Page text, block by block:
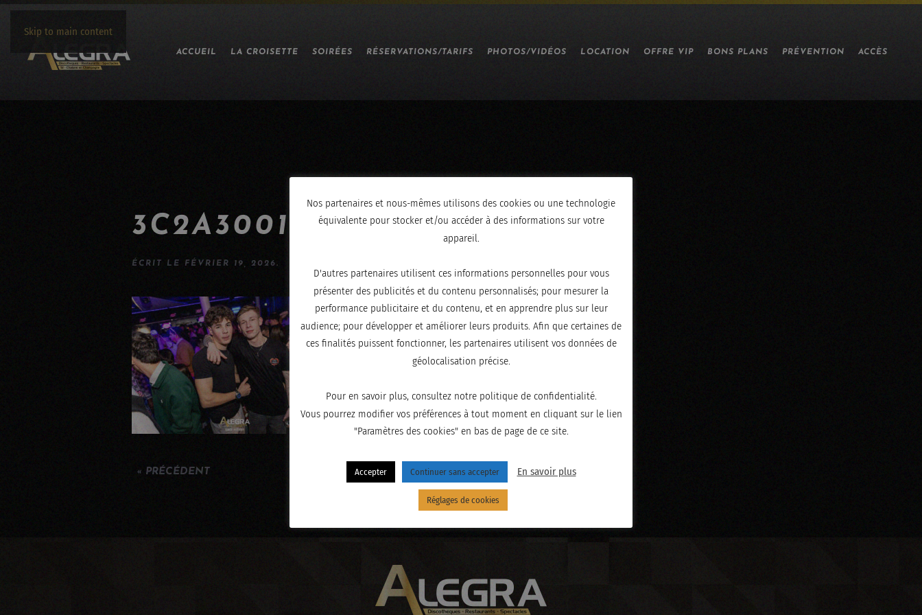
Skip to main content
ACCUEIL LA CROISETTE SOIRÉES RÉSERVATIONS/TARIFS PHOTOS/VIDÉOS LOCATION OFFRE VIP BONS PLANS PRÉVENTION ACCÈS
3C2A3001
ÉCRIT LE FÉVRIER 19, 2026.
« PRÉCÉDENT
Nos partenaires et nous-mêmes utilisons des cookies ou une technologie
équivalente pour stocker et/ou accéder à des informations sur votre
appareil.
D'autres partenaires utilisent ces informations personnelles pour vous
présenter des publicités et du contenu personnalisés; pour mesurer la
performance publicitaire et du contenu, et en apprendre plus sur leur
audience; pour développer et améliorer leurs produits. Afin que certaines de
ces finalités puissent fonctionner, les partenaires utilisent vos données de
géolocalisation précise.
Pour en savoir plus, consultez notre politique de confidentialité.
Vous pourrez modifier vos préférences à tout moment en cliquant sur le lien
"Paramètres des cookies" en bas de page de ce site.
Accepter Continuer sans accepter En savoir plus
Réglages de cookies